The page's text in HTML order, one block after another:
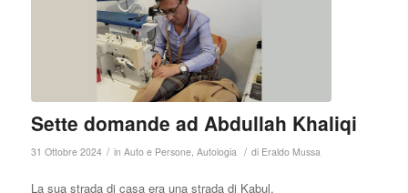
Sette domande ad Abdullah Khaliqi
31 Ottobre 2024 / in Auto e Persone, Autologia / di Eraldo Mussa
La sua strada di casa era una strada di Kabul.